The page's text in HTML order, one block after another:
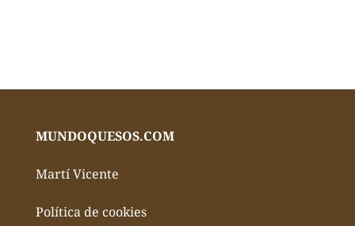
MUNDOQUESOS.COM
Martí Vicente
Política de cookies